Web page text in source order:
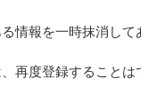
情報を一時抹消して
再度登録することは